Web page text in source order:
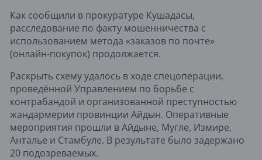
Как сообщили в прокуратуре Кушадасы,
расследование по факту мошенничества с
использованием метода «заказов по почте»
(онлайн-покупок) продолжается.
Раскрыть схему удалось в ходе спецоперации,
проведённой Управлением по борьбе с
контрабандой и организованной преступностью
жандармерии провинции Айдын. Оперативные
мероприятия прошли в Айдыне, Мугле, Измире,
Анталье и Стамбуле. В результате было задержано
20 подозреваемых.